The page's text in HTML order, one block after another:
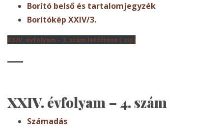
Borító belső és tartalomjegyzék
Borítókép XXIV/3.
XXIV. évfolyam – 3. szám letöltése (.zip)
XXIV. évfolyam – 4. szám
Számadás